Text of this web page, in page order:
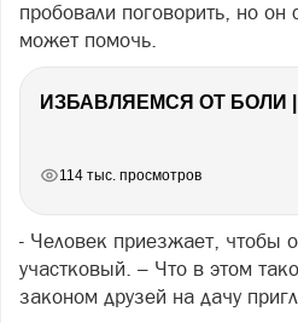
пробовали поговорить, но он
может помочь.
114 тыс. просмотров
- Человек приезжает, чтобы
участковый. – Что в этом
законом друзей на дачу